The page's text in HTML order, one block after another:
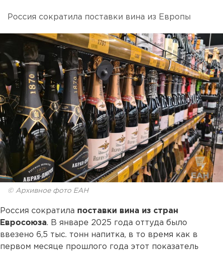
Россия сократила поставки вина из Европы
© Архивное фото ЕАН
Россия сократила поставки вина из стран
Евросоюза. В январе 2025 года оттуда было
ввезено 6,5 тыс. тонн напитка, в то время как в
первом месяце прошлого года этот показатель